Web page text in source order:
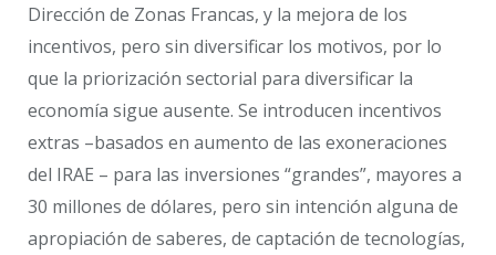
Dirección de Zonas Francas, y la mejora de los
incentivos, pero sin diversificar los motivos, por lo
que la priorización sectorial para diversificar la
economía sigue ausente. Se introducen incentivos
extras –basados en aumento de las exoneraciones
del IRAE – para las inversiones “grandes”, mayores a
30 millones de dólares, pero sin intención alguna de
apropiación de saberes, de captación de tecnologías,